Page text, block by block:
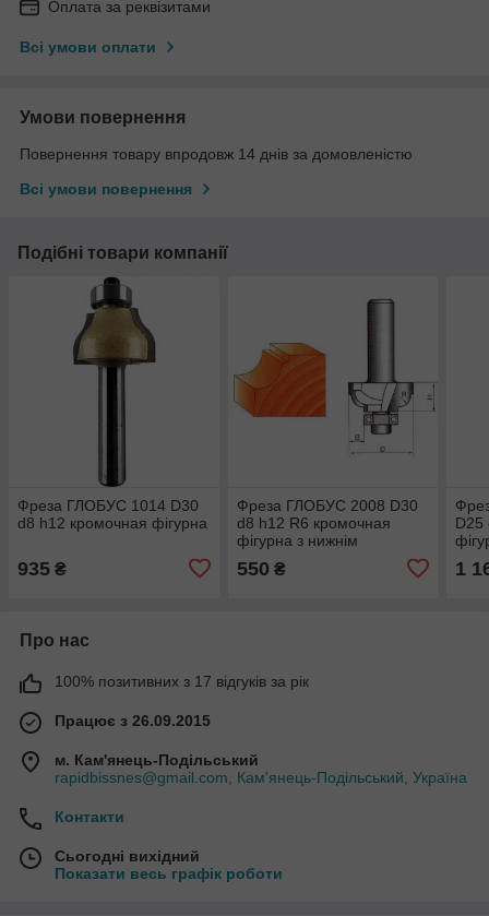
Оплата за реквізитами
Всі умови оплати
Умови повернення
Повернення товару впродовж 14 днів за домовленістю
Всі умови повернення
Подібні товари компанії
Фреза ГЛОБУС 1014 D30
d8 h12 кромочная фігурна
935 ₴
Фреза ГЛОБУС 2008 D30
d8 h12 R6 кромочная
фігурна з нижнім
550 ₴
D25
1
Про нас
100% позитивних з 17 відгуків за рік
Працює з 26.09.2015
м. Кам'янець-Подільський
rapidbissnes@gmail.com, Кам'янець-Подільський, Україна
Контакти
Сьогодні вихідний
Показати весь графік роботи